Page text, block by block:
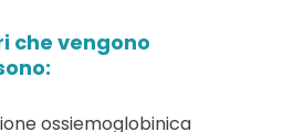
che vengono
ossiemoglobinica